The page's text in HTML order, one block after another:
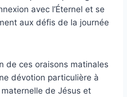
avec l’Éternel et se
aux défis de la journée
de ces oraisons matinales
dévotion particulière à
maternelle de Jésus et